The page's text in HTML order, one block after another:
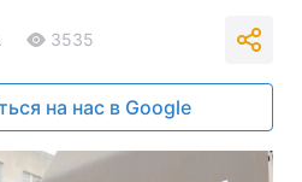
3535
на нас в Google